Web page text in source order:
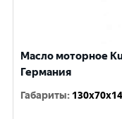
Масло моторное
Германия
Габариты: